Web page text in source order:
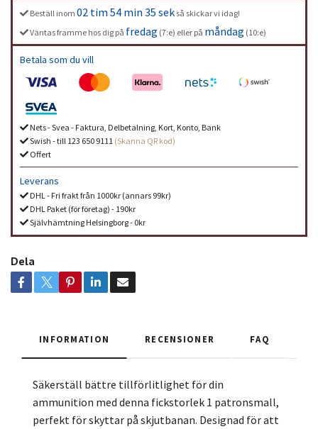
Beställ inom 02 tim 54 min 35 sek så skickar vi idag!
Väntas framme hos dig på fredag (7:e) eller på måndag (10:e)
Betala som du vill
Nets - Svea - Faktura, Delbetalning, Kort, Konto, Bank
Swish - till 123 650 9111 (Skanna QR kod)
Offert
Leverans
DHL - Fri frakt från 1000kr (annars 99kr)
DHL Paket (för företag) - 190kr
Självhämtning Helsingborg - 0kr
Dela
INFORMATION RECENSIONER FAQ
Säkerställ bättre tillförlitlighet för din
ammunition med denna fickstorlek 1 patronsmall,
perfekt för skyttar på skjutbanan. Designad för att